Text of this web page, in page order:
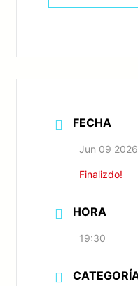
FECHA
Jun 09 2026
Finalizdo!
HORA
19:30